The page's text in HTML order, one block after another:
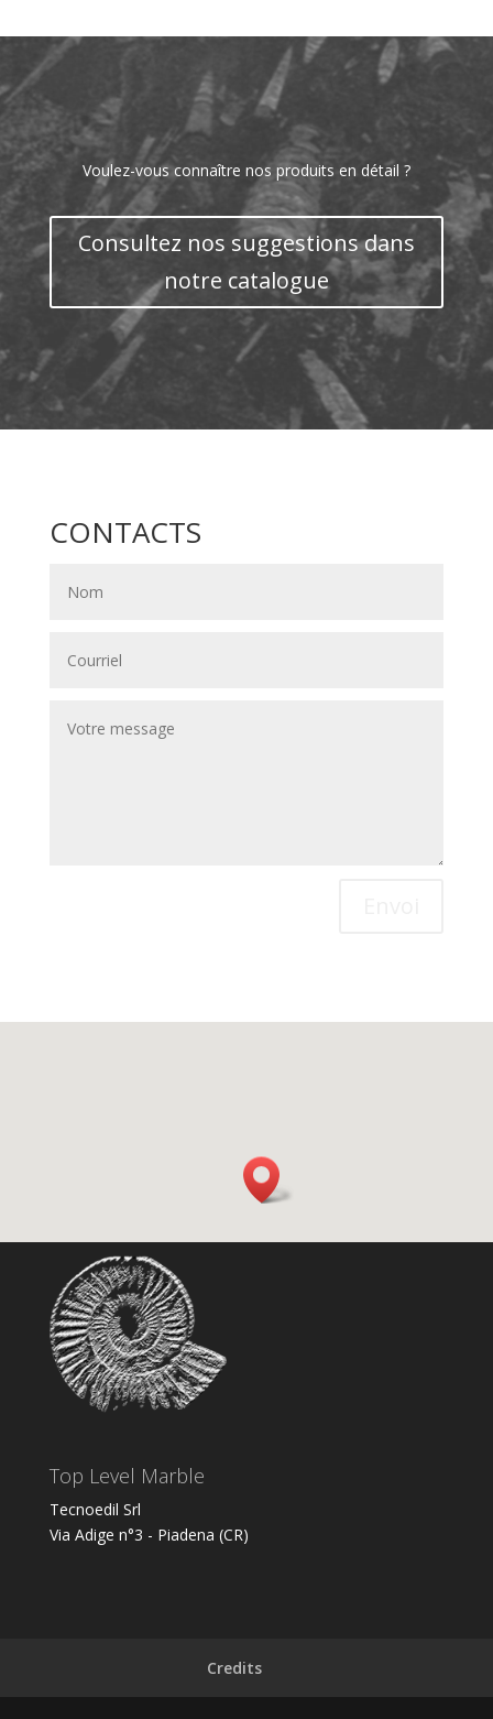
Voulez-vous connaître nos produits en détail ?
Consultez nos suggestions dans
notre catalogue
CONTACTS
Top Level Marble
Tecnoedil Srl
Via Adige n°3 - Piadena (CR)
Credits